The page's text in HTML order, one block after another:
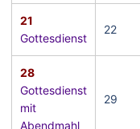
21
Gottesdienst
22
28
Gottesdienst
mit
Abendmahl
29